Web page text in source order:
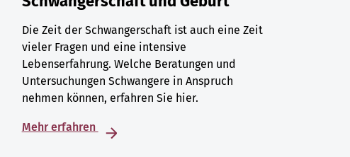
Die Zeit der Schwangerschaft ist auch eine Zeit
vieler Fragen und eine intensive
Lebenserfahrung. Welche Beratungen und
Untersuchungen Schwangere in Anspruch
nehmen können, erfahren Sie hier.
Mehr erfahren